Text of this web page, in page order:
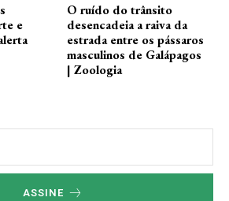
e
O ruído do trânsito
desencadeia a raiva da
estrada entre os pássaros
masculinos de Galápagos
| Zoologia
ASSINE